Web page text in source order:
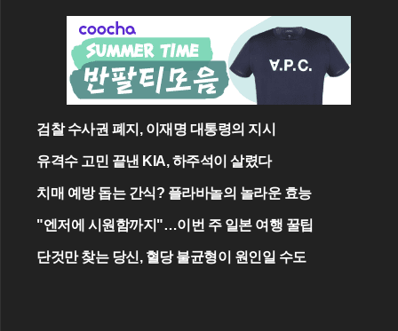
검찰 수사권 폐지, 이재명 대통령의 지시
유격수 고민 끝낸 KIA, 하주석이 살렸다
치매 예방 돕는 간식? 플라바놀의 놀라운 효능
"엔저에 시원함까지"…이번 주 일본 여행 꿀팁
단것만 찾는 당신, 혈당 불균형이 원인일 수도